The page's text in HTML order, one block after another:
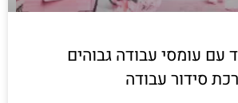
עם עומסי עבודה גבוהים
סידור עבודה